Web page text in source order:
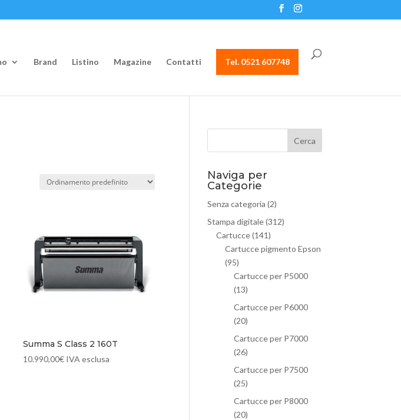
Brand Listino Magazine Contatti Tel. 0521 607748
Summa S Class 2 160T
10.990,00€ IVA esclusa
Naviga per
Categorie
Senza categoria (2)
Stampa digitale(312)
Cartucce(141)
Cartucce pigmento Epson
(95)
Cartucce per P5000
(13)
Cartucce per P6000
(20)
Cartucce per P7000
(26)
Cartucce per P7500
(25)
Cartucce per P8000
(20)